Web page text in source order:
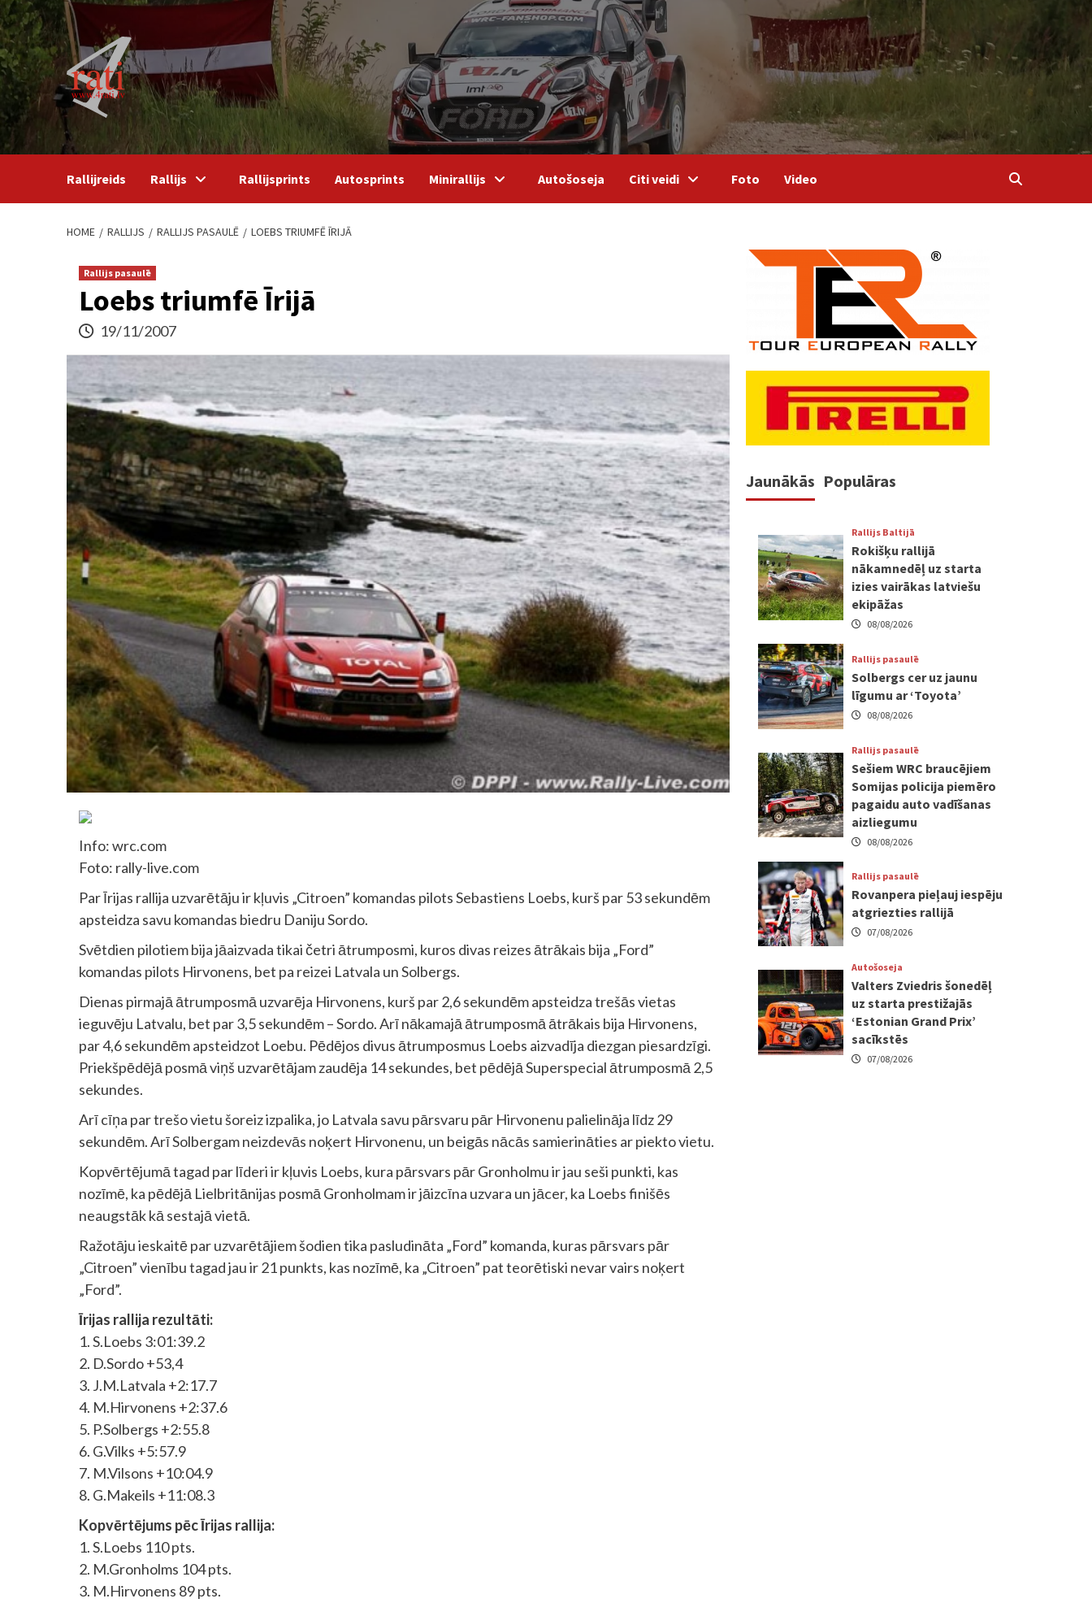
Skip
to
content
Rallijreids Rallijs Rallijsprints Autosprints Minirallijs Autošoseja Citi veidi Foto Video
HOME RALLIJS RALLIJS PASAULĒ LOEBS TRIUMFĒ ĪRIJĀ
Rallijs pasaulē
Loebs triumfē Īrijā
19/11/2007
Info: wrc.com
Foto: rally-live.com
Par Īrijas rallija uzvarētāju ir kļuvis „Citroen” komandas pilots Sebastiens Loebs, kurš par 53 sekundēm
apsteidza savu komandas biedru Daniju Sordo.
Svētdien pilotiem bija jāaizvada tikai četri ātrumposmi, kuros divas reizes ātrākais bija „Ford”
komandas pilots Hirvonens, bet pa reizei Latvala un Solbergs.
Dienas pirmajā ātrumposmā uzvarēja Hirvonens, kurš par 2,6 sekundēm apsteidza trešās vietas
ieguvēju Latvalu, bet par 3,5 sekundēm – Sordo. Arī nākamajā ātrumposmā ātrākais bija Hirvonens,
par 4,6 sekundēm apsteidzot Loebu. Pēdējos divus ātrumposmus Loebs aizvadīja diezgan piesardzīgi.
Priekšpēdējā posmā viņš uzvarētājam zaudēja 14 sekundes, bet pēdējā Superspecial ātrumposmā 2,5
sekundes.
Arī cīņa par trešo vietu šoreiz izpalika, jo Latvala savu pārsvaru pār Hirvonenu palielināja līdz 29
sekundēm. Arī Solbergam neizdevās noķert Hirvonenu, un beigās nācās samierināties ar piekto vietu.
Kopvērtējumā tagad par līderi ir kļuvis Loebs, kura pārsvars pār Gronholmu ir jau seši punkti, kas
nozīmē, ka pēdējā Lielbritānijas posmā Gronholmam ir jāizcīna uzvara un jācer, ka Loebs finišēs
neaugstāk kā sestajā vietā.
Ražotāju ieskaitē par uzvarētājiem šodien tika pasludināta „Ford” komanda, kuras pārsvars pār
„Citroen” vienību tagad jau ir 21 punkts, kas nozīmē, ka „Citroen” pat teorētiski nevar vairs noķert
„Ford”.
Īrijas rallija rezultāti:
1. S.Loebs 3:01:39.2
2. D.Sordo +53,4
3. J.M.Latvala +2:17.7
4. M.Hirvonens +2:37.6
5. P.Solbergs +2:55.8
6. G.Vilks +5:57.9
7. M.Vilsons +10:04.9
8. G.Makeils +11:08.3
Kopvērtējums pēc Īrijas rallija:
1. S.Loebs 110 pts.
2. M.Gronholms 104 pts.
3. M.Hirvonens 89 pts.
Jaunākās Populāras
Rallijs Baltijā
Rokišķu rallijā
nākamnedēļ uz starta
izies vairākas latviešu
ekipāžas
08/08/2026
Rallijs pasaulē
Solbergs cer uz jaunu
līgumu ar ‘Toyota’
08/08/2026
Rallijs pasaulē
Sešiem WRC braucējiem
Somijas policija piemēro
pagaidu auto vadīšanas
aizliegumu
08/08/2026
Rallijs pasaulē
Rovanpera pieļauj iespēju
atgriezties rallijā
07/08/2026
Autošoseja
Valters Zviedris šonedēļ
uz starta prestižajās
‘Estonian Grand Prix’
sacīkstēs
07/08/2026